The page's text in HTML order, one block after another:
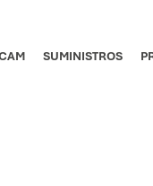
SUMINISTROS